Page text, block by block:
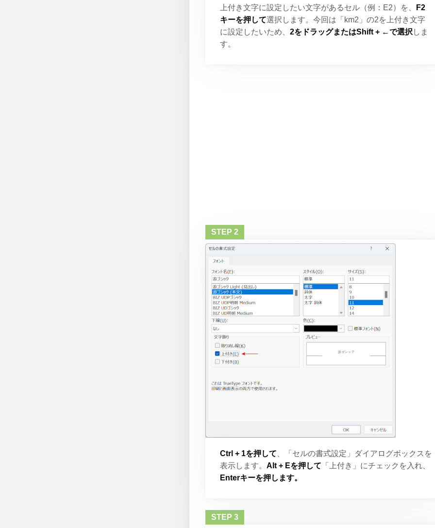
上付き文字に設定したい文字があるセル（例：E2）を、
F2
キーを押して選択します。今回は「km2」の2を上付き文字
に設定したいため、2をドラッグまたはShift + ←で選択 しま
す。
Ctrl + 1を押して 、「セルの書式設定」ダイアログボックスを
表示します。Alt + Eを押して 「上付き」にチェックを入れ、
Enterキーを押します。